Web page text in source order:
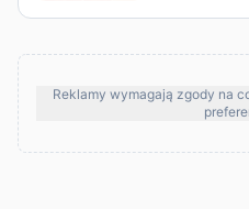
Reklamy wymagają zgody na